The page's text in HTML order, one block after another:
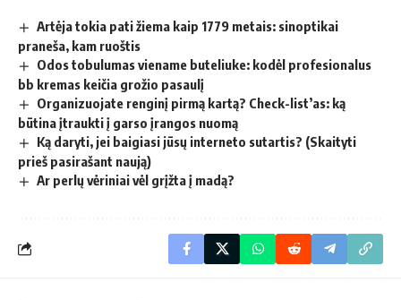
Artėja tokia pati žiema kaip 1779 metais: sinoptikai
praneša, kam ruoštis
Odos tobulumas viename buteliuke: kodėl profesionalus
bb kremas keičia grožio pasaulį
Organizuojate renginį pirmą kartą? Check-list’as: ką
būtina įtraukti į garso įrangos nuomą
Ką daryti, jei baigiasi jūsų interneto sutartis? (Skaityti
prieš pasirašant naują)
Ar perlų vėriniai vėl grįžta į madą?